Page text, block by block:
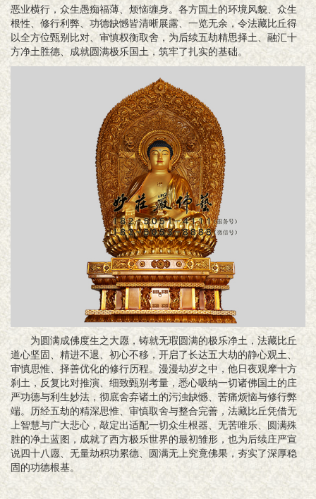
恶业横行，众生愚痴福薄、烦恼缠身。各方国土的环境风貌、众生
根性、修行利弊、功德缺憾皆清晰展露、一览无余，令法藏比丘得
以全方位甄别比对、审慎权衡取舍，为后续五劫精思择土、融汇十
方净土胜德、成就圆满极乐国土，筑牢了扎实的基础。
为圆满成佛度生之大愿，铸就无瑕圆满的极乐净土，法藏比丘
道心坚固、精进不退、初心不移，开启了长达五大劫的静心观土、
审慎思惟、择善优化的修行历程。漫漫劫岁之中，他日夜观摩十方
刹土，反复比对推演、细致甄别考量，悉心吸纳一切诸佛国土的庄
严功德与利生妙法，彻底舍弃诸土的污浊缺憾、苦痛烦恼与修行弊
端。历经五劫的精深思惟、审慎取舍与整合完善，法藏比丘凭借无
上智慧与广大悲心，敲定出适配一切众生根器、无苦唯乐、圆满殊
胜的净土蓝图，成就了西方极乐世界的最初雏形，也为后续庄严宣
说四十八愿、无量劫积功累德、圆满无上究竟佛果，夯实了深厚稳
固的功德根基。